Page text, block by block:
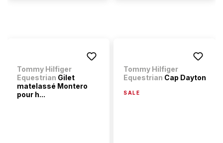
Tommy Hilfiger
Equestrian Gilet
matelassé Montero
pour h...
Tommy Hilfiger
Equestrian Cap Dayton
SALE